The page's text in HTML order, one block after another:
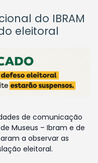
do IBRAM
eleitoral
de comunicação
Museus – Ibram e de
a observar as
eleitoral.